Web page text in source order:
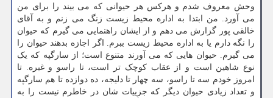
وحش معروف شدم و هرکس هر حیوانی که می بیند را برای من
می آورد. من ابتدا به اداره محیط زیست زنگ می زنم و به آقای
خالقی پور گزارش می دهم و از ایشان راهنمایی می گیرم که حیوان
را نگه دارم یا به اداره محیط زیست ببرم. اگر اجازه بدهند حیوان را
می گیرم. حیوان هایی که می آورند متنوع است؛ از سارگپه که یک
نوع شاهین است و از عقاب کوچک تر است، تا راسو و غیره. تا
امروز خودم سه تا راسو، سه چهار تا دلیجه، ده دوازده تا هم سارگپه
و تعداد زیادی حیوان دیگر که جزییات شان در خاطرم نیست را به